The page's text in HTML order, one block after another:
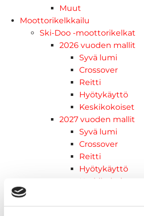
Muut
Moottorikelkkailu
Ski-Doo -moottorikelkat
2026 vuoden mallit
Syvä lumi
Crossover
Reitti
Hyötykäyttö
Keskikokoiset
2027 vuoden mallit
Syvä lumi
Crossover
Reitti
Hyötykäyttö
Keskikokoiset
Lynx-moottorikelkat